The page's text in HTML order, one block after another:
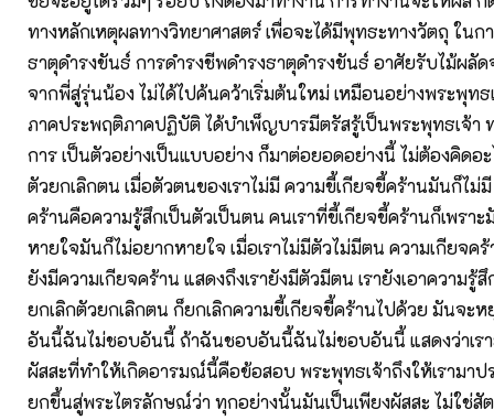
ทางหลักเหตุผลทางวิทยาศาสตร์ เพื่อจะได้มีพุทธะทางวัตถุ ในก
ธาตุดำรงขันธ์ การดำรงชีพดำรงธาตุดำรงขันธ์ อาศัยรับไม้ผลั
จากพี่สู่รุ่นน้อง ไม่ได้ไปค้นคว้าเริ่มต้นใหม่ เหมือนอย่างพระพุท
ภาคประพฤติภาคปฏิบัติ ได้บำเพ็ญบารมีตรัสรู้เป็นพระพุทธเจ้า
การ เป็นตัวอย่างเป็นแบบอย่าง ก็มาต่อยอดอย่างนี้ ไม่ต้องคิดอะ
ตัวยกเลิกตน เมื่อตัวตนของเราไม่มี ความขี้เกียจขี้คร้านมันก็ไม่
คร้านคือความรู้สึกเป็นตัวเป็นตน คนเราที่ขี้เกียจขี้คร้านก็เพรา
หายใจมันก็ไม่อยากหายใจ เมื่อเราไม่มีตัวไม่มีตน ความเกียจคร้
ยังมีความเกียจคร้าน แสดงถึงเรายังมีตัวมีตน เรายังเอาความรู้สึ
ยกเลิกตัวยกเลิกตน ก็ยกเลิกความขี้เกียจขี้คร้านไปด้วย มันจะ
อันนี้ฉันไม่ชอบอันนี้ ถ้าฉันชอบอันนี้ฉันไม่ชอบอันนี้ แสดงว่าเร
ผัสสะที่ทำให้เกิดอารมณ์นี้คือข้อสอบ พระพุทธเจ้าถึงให้เรามา
ยกขึ้นสู่พระไตรลักษณ์ว่า ทุกอย่างนั้นมันเป็นเพียงผัสสะ ไม่ใช่สั